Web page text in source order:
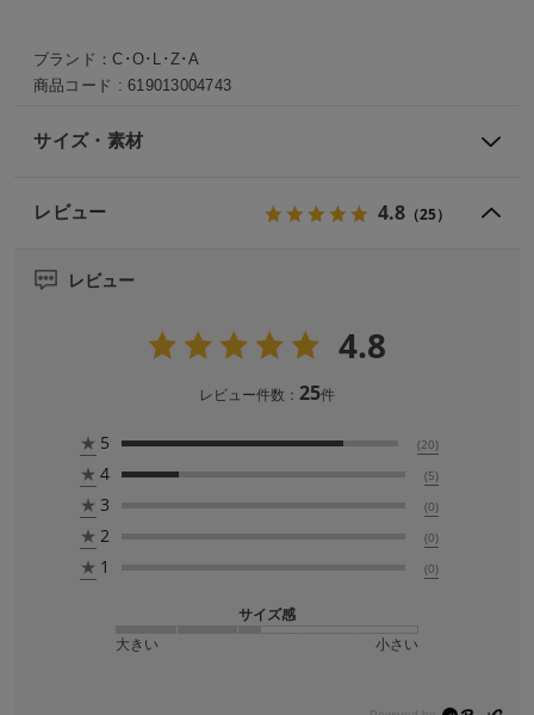
ブランド：C･O･L･Z･A
商品コード :619013004743
サイズ・素材
レビュー 4.8 （25）
レビュー
4.8
レビュー件数： 25件
★ 5 (20)
★ 4 (5)
★ 3 (0)
★ 2 (0)
★ 1 (0)
サイズ感
大きい
小さい